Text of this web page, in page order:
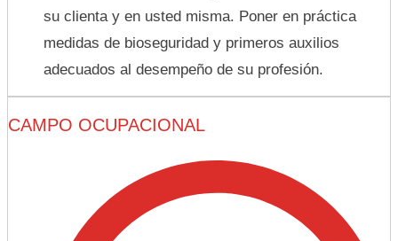
su clienta y en usted misma. Poner en práctica
medidas de bioseguridad y primeros auxilios
adecuados al desempeño de su profesión.
CAMPO OCUPACIONAL